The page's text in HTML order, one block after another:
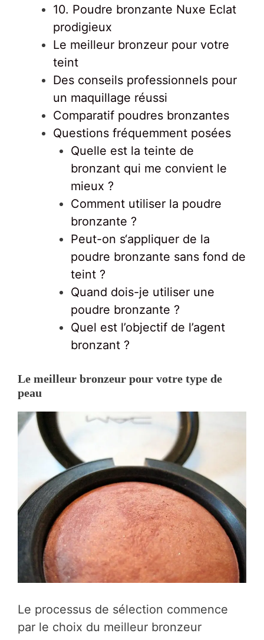
10. Poudre bronzante Nuxe Eclat
prodigieux
Le meilleur bronzeur pour votre
teint
Des conseils professionnels pour
un maquillage réussi
Comparatif poudres bronzantes
Questions fréquemment posées
Quelle est la teinte de
bronzant qui me convient le
mieux ?
Comment utiliser la poudre
bronzante ?
Peut-on s‘appliquer de la
poudre bronzante sans fond de
teint ?
Quand dois-je utiliser une
poudre bronzante ?
Quel est l’objectif de l’agent
bronzant ?
Le meilleur bronzeur pour votre type de
peau
Le processus de sélection commence
par le choix du meilleur bronzeur